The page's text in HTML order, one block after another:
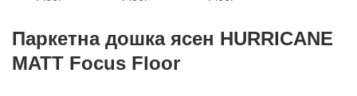
Паркетна дошка ясен HURRICANE
MATT Focus Floor